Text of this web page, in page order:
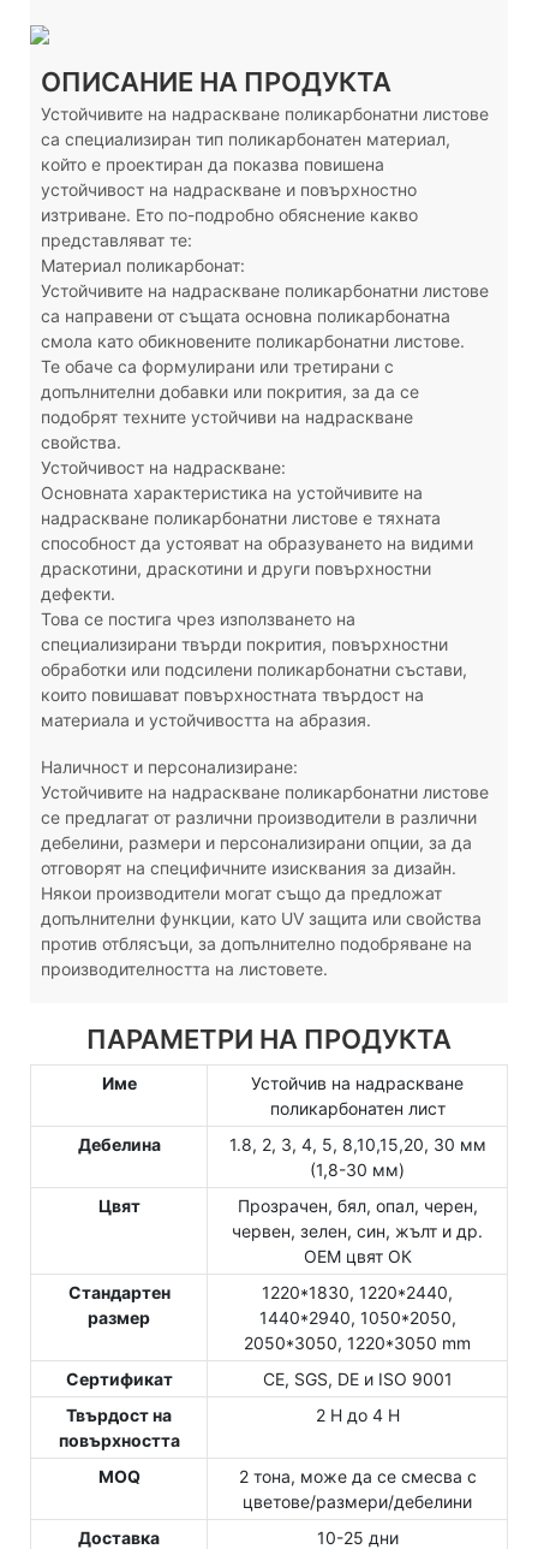
ОПИСАНИЕ НА ПРОДУКТА
Устойчивите на надраскване поликарбонатни листове
са специализиран тип поликарбонатен материал,
който е проектиран да показва повишена
устойчивост на надраскване и повърхностно
изтриване. Ето по-подробно обяснение какво
представляват те:
Материал поликарбонат:
Устойчивите на надраскване поликарбонатни листове
са направени от същата основна поликарбонатна
смола като обикновените поликарбонатни листове.
Те обаче са формулирани или третирани с
допълнителни добавки или покрития, за да се
подобрят техните устойчиви на надраскване
свойства.
Устойчивост на надраскване:
Основната характеристика на устойчивите на
надраскване поликарбонатни листове е тяхната
способност да устояват на образуването на видими
драскотини, драскотини и други повърхностни
дефекти.
Това се постига чрез използването на
специализирани твърди покрития, повърхностни
обработки или подсилени поликарбонатни състави,
които повишават повърхностната твърдост на
материала и устойчивостта на абразия.
Наличност и персонализиране:
Устойчивите на надраскване поликарбонатни листове
се предлагат от различни производители в различни
дебелини, размери и персонализирани опции, за да
отговорят на специфичните изисквания за дизайн.
Някои производители могат също да предложат
допълнителни функции, като UV защита или свойства
против отблясъци, за допълнително подобряване на
производителността на листовете.
ПАРАМЕТРИ НА ПРОДУКТА
Име
Устойчив на надраскване
поликарбонатен лист
Дебелина
1.8, 2, 3, 4, 5, 8,10,15,20, 30 мм
(1,8-30 мм)
Цвят
Прозрачен, бял, опал, черен,
червен, зелен, син, жълт и др.
OEM цвят ОК
Стандартен
размер
1220*1830, 1220*2440,
1440*2940, 1050*2050,
2050*3050, 1220*3050 mm
Сертификат
CE, SGS, DE и ISO 9001
Твърдост на
повърхността
2 H до 4 H
MOQ
2 тона, може да се смесва с
цветове/размери/дебелини
Доставка
10-25 дни